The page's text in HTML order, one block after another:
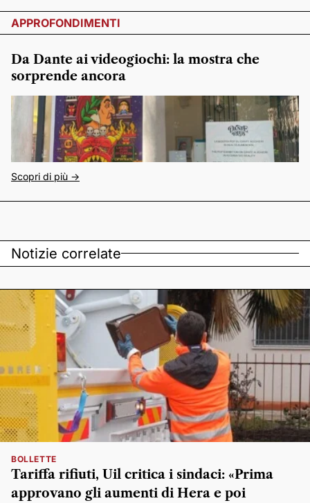
APPROFONDIMENTI
Da Dante ai videogiochi: la mostra che
sorprende ancora
Scopri di più ->
Notizie correlate
BOLLETTE
Tariffa rifiuti, Uil critica i sindaci: «Prima
approvano gli aumenti di Hera e poi